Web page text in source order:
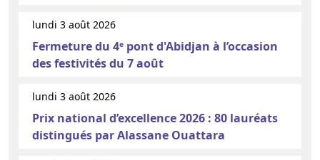
lundi 3 août 2026
Fermeture du 4ᵉ pont d'Abidjan à l’occasion
des festivités du 7 août
lundi 3 août 2026
Prix national d’excellence 2026 : 80 lauréats
distingués par Alassane Ouattara